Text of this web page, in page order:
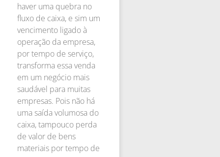
haver uma quebra no
fluxo de caixa, e sim um
vencimento ligado à
operação da empresa,
por tempo de serviço,
transforma essa venda
em um negócio mais
saudável para muitas
empresas. Pois não há
uma saída volumosa do
caixa, tampouco perda
de valor de bens
materiais por tempo de